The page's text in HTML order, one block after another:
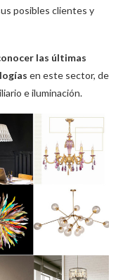
posibles clientes y
las últimas
en este sector, de
e iluminación.